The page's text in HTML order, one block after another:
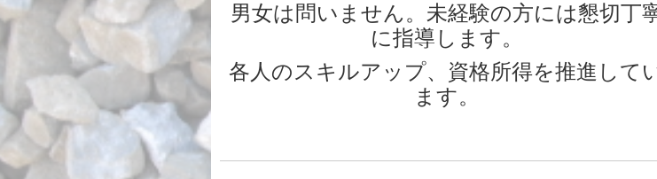
男女は問いません。未経験の方には懇切丁
に指導します。
各人のスキルアップ、資格所得を推進して
ます。